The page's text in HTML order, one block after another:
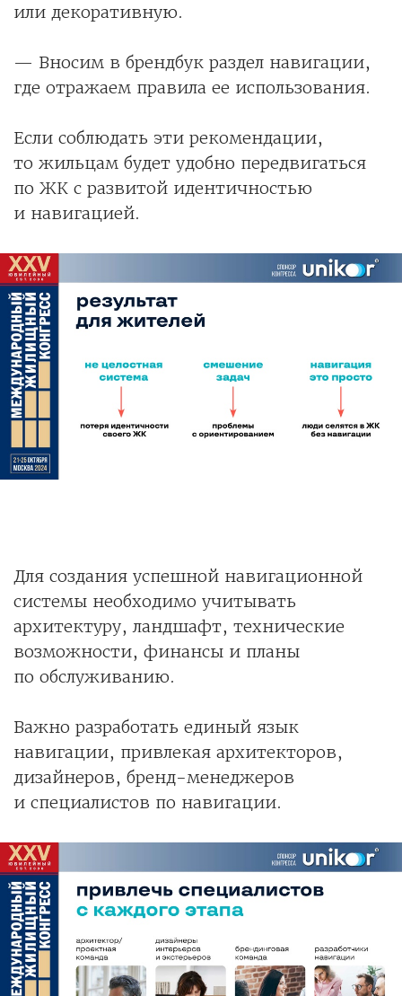
или декоративную.
— Вносим в брендбук раздел навигации,
где отражаем правила ее использования.
Если соблюдать эти рекомендации,
то жильцам будет удобно передвигаться
по ЖК с развитой идентичностью
и навигацией.
Для создания успешной навигационной
системы необходимо учитывать
архитектуру, ландшафт, технические
возможности, финансы и планы
по обслуживанию.
Важно разработать единый язык
навигации, привлекая архитекторов,
дизайнеров, бренд-менеджеров
и специалистов по навигации.